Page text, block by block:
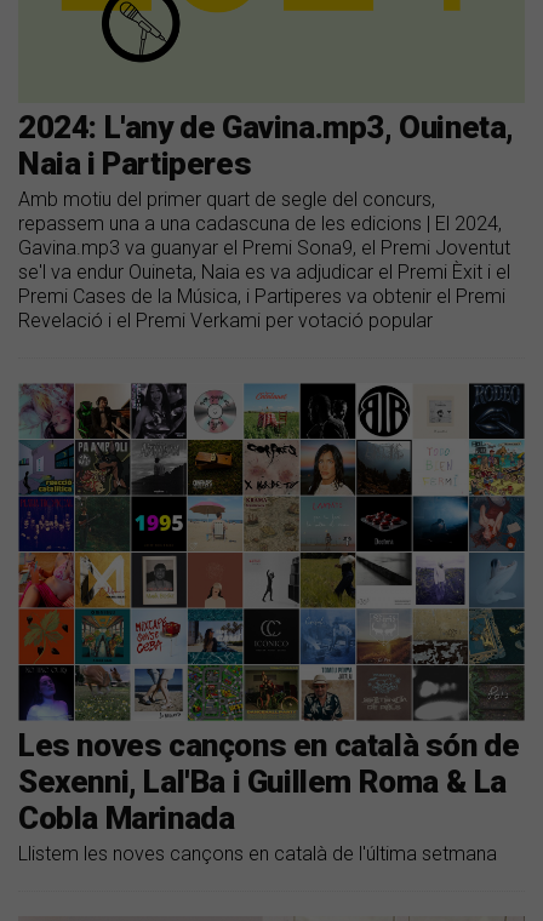
2024: L'any de Gavina.mp3, Ouineta,
Naia i Partiperes
Amb motiu del primer quart de segle del concurs,
repassem una a una cadascuna de les edicions | El 2024,
Gavina.mp3 va guanyar el Premi Sona9, el Premi Joventut
se'l va endur Ouineta, Naia es va adjudicar el Premi Èxit i el
Premi Cases de la Música, i Partiperes va obtenir el Premi
Revelació i el Premi Verkami per votació popular
Les noves cançons en català són de
Sexenni, Lal'Ba i Guillem Roma & La
Cobla Marinada
Llistem les noves cançons en català de l'última setmana